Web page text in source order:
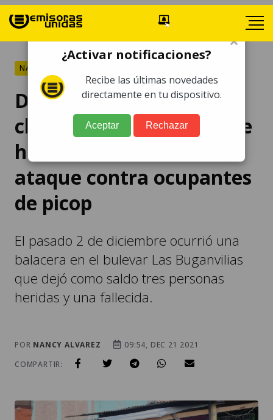
NACIONALES
Decomisan armas y
chalecos antibalas que se
habrían utilizado en
ataque contra ocupantes
de picop
El pasado 2 de diciembre ocurrió una
balacera en el bulevar Las Buganvilias
que dejó como saldo tres personas
heridas y una fallecida.
POR NANCY ALVAREZ
09:54, DEC 21 2021
COMPARTIR:
×
¿Activar notificaciones?
Recibe las últimas novedades
directamente en tu dispositivo.
Aceptar Rechazar